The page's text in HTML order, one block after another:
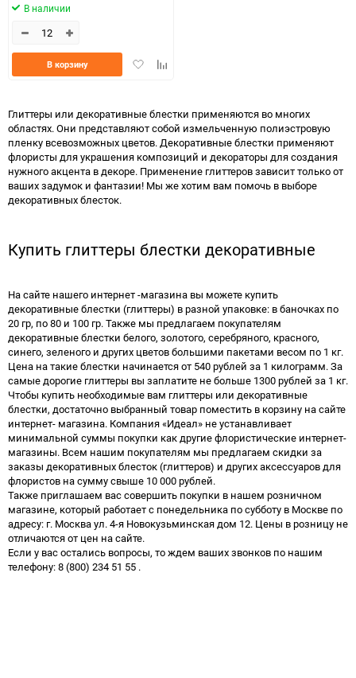
В наличии
ДобавитьДобавить
В корзину
Глиттеры или декоративные блестки применяются во многих
областях. Они представляют собой измельченную полиэстровую
пленку всевозможных цветов. Декоративные блестки применяют
флористы для украшения композиций и декораторы для создания
нужного акцента в декоре. Применение глиттеров зависит только от
ваших задумок и фантазии! Мы же хотим вам помочь в выборе
декоративных блесток.
Купить глиттеры блестки декоративные
На сайте нашего интернет -магазина вы можете купить
декоративные блестки (глиттеры) в разной упаковке: в баночках по
20 гр, по 80 и 100 гр. Также мы предлагаем покупателям
декоративные блестки белого, золотого, серебряного, красного,
синего, зеленого и других цветов большими пакетами весом по 1 кг.
Цена на такие блестки начинается от 540 рублей за 1 килограмм. За
самые дорогие глиттеры вы заплатите не больше 1300 рублей за 1 кг.
Чтобы купить необходимые вам глиттеры или декоративные
блестки, достаточно выбранный товар поместить в корзину на сайте
интернет- магазина. Компания «Идеал» не устанавливает
минимальной суммы покупки как другие флористические интернет-
магазины. Всем нашим покупателям мы предлагаем скидки за
заказы декоративных блесток (глиттеров) и других аксессуаров для
флористов на сумму свыше 10 000 рублей.
Также приглашаем вас совершить покупки в нашем розничном
магазине, который работает с понедельника по субботу в Москве по
адресу: г. Москва ул. 4-я Новокузьминская дом 12. Цены в розницу не
отличаются от цен на сайте.
Если у вас остались вопросы, то ждем ваших звонков по нашим
телефону: 8 (800) 234 51 55 .